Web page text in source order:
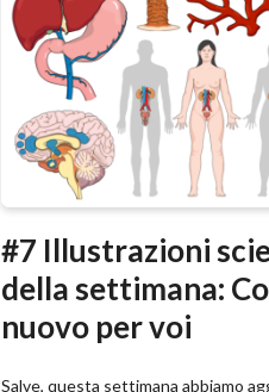
#7 Illustrazioni
della settimana:
nuovo per voi
Salve, questa settimana abbiamo